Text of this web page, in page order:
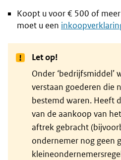
Koopt u voor € 500 of
moet u een
Let op!
Onder
verstaan goederen die
bestemd waren. Heeft
van de aankoop van
aftrek gebracht
ondernemer nog geen